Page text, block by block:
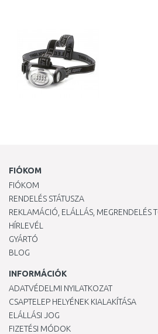
FIÓKOM
FIÓKOM
RENDELÉS STÁTUSZA
REKLAMÁCIÓ, ELÁLLÁS, MEGRENDELÉS
HÍRLEVÉL
GYÁRTÓ
BLOG
INFORMÁCIÓK
ADATVÉDELMI NYILATKOZAT
CSAPTELEP HELYÉNEK KIALAKÍTÁSA
ELÁLLÁSI JOG
FIZETÉSI MÓDOK